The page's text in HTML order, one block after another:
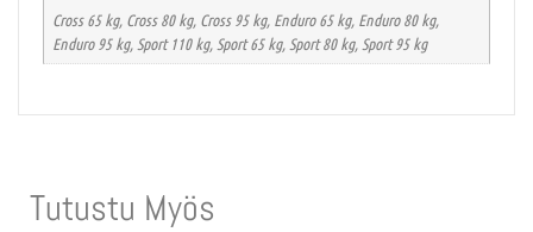
Cross 65 kg, Cross 80 kg, Cross 95 kg, Enduro 65 kg, Enduro 80 kg,
Enduro 95 kg, Sport 110 kg, Sport 65 kg, Sport 80 kg, Sport 95 kg
Tutustu Myös